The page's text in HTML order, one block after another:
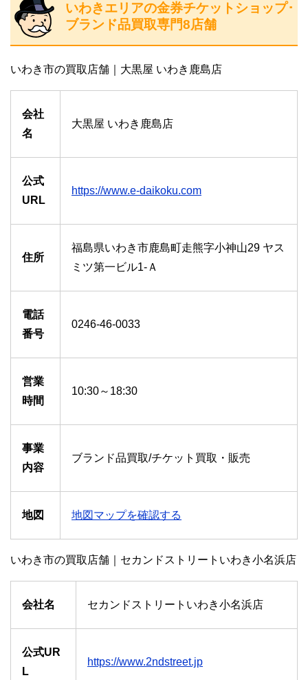
いわきエリアの金券チケットショップ･
ブランド品買取専門8店舗
いわき市の買取店舗｜大黒屋 いわき鹿島店
会社
名
大黒屋 いわき鹿島店
公式
URL
https://www.e-daikoku.com
住所
福島県いわき市鹿島町走熊字小神山29 ヤス
ミツ第一ビル1-Ａ
電話
番号
0246-46-0033
営業
時間
10:30～18:30
事業
内容
ブランド品買取/チケット買取・販売
地図 地図マップを確認する
いわき市の買取店舗｜セカンドストリートいわき小名浜店
会社名 セカンドストリートいわき小名浜店
公式UR
L
https://www.2ndstreet.jp